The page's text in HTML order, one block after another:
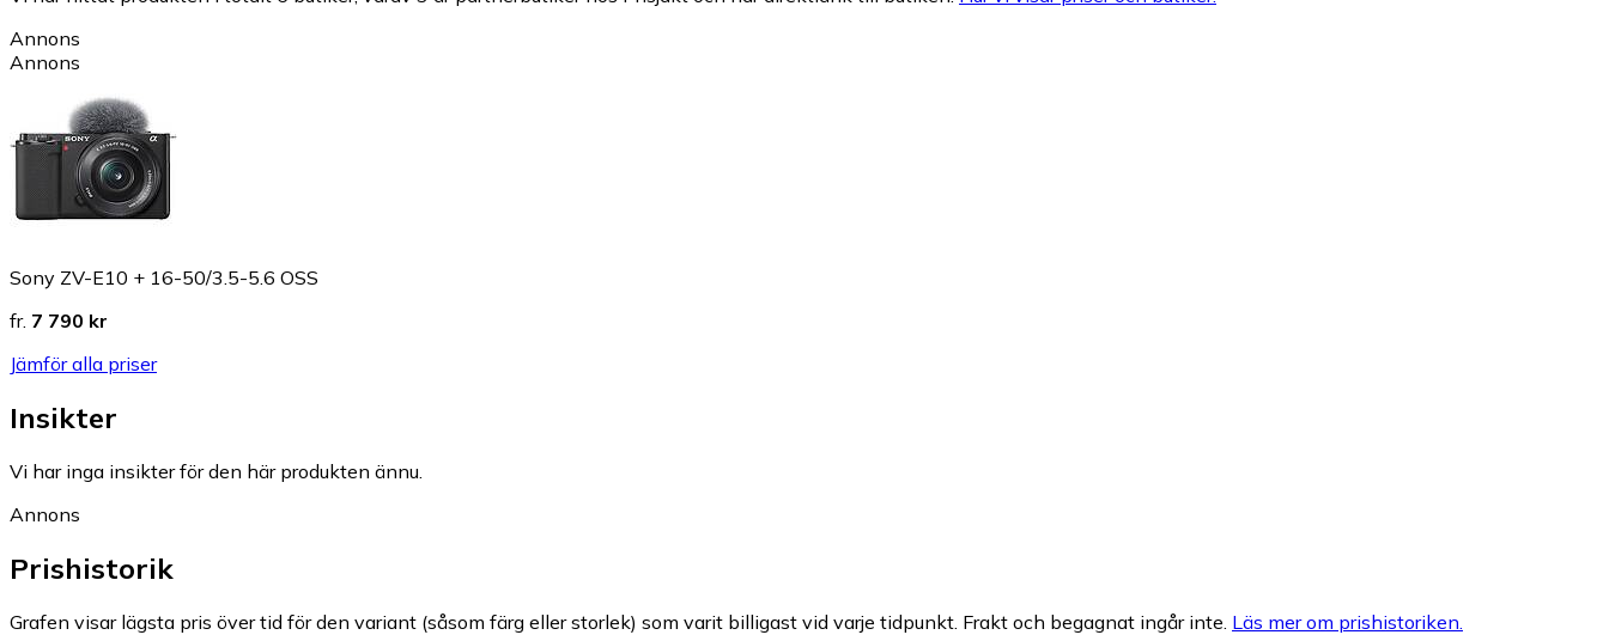
Annons
Annons
Sony ZV-E10 + 16-50/3.5-5.6 OSS
fr. 7 790 kr
Jämför alla priser
Insikter
Vi har inga insikter för den här produkten ännu.
Annons
Prishistorik
Grafen visar lägsta pris över tid för den variant (såsom färg eller storlek) som varit billigast vid varje tidpunkt. Frakt och begagnat ingår inte. Läs mer om prishistoriken.